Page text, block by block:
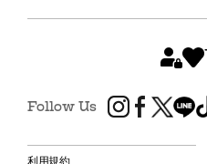
Follow Us